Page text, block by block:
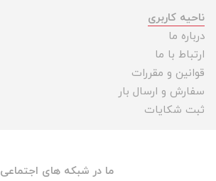
ناحیه کاربری
درباره ما
ارتباط با ما
قوانین و مقررات
سفارش و ارسال بار
ثبت شکایات
ما در شبکه های اجتماعی